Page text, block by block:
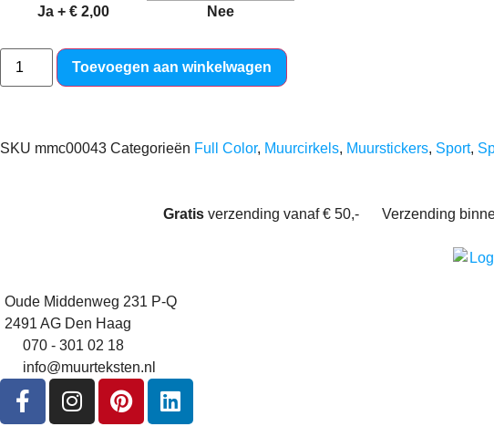
Ja +€ 2,00 Nee
Toevoegen aan winkelwagen
SKU mmc00043 Categorieën Full Color, Muurcirkels, Muurstickers, Sport,
Gratisverzending vanaf € 50,- Verzending
Oude Middenweg 231 P-Q
2491 AG Den Haag
070 - 301 02 18
info@muurteksten.nl